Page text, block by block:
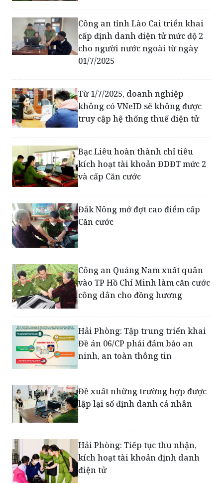
Công an tỉnh Lào Cai triển khai
cấp định danh điện tử mức độ 2
cho người nước ngoài từ ngày
01/7/2025
Từ 1/7/2025, doanh nghiệp
không có VNeID sẽ không được
truy cập hệ thống thuế điện tử
Bạc Liêu hoàn thành chỉ tiêu
kích hoạt tài khoản ĐDĐT mức 2
và cấp Căn cước
Đắk Nông mở đợt cao điểm cấp
Căn cước
Công an Quảng Nam xuất quân
vào TP Hồ Chí Minh làm căn cước
công dân cho đồng hương
Hải Phòng: Tập trung triển khai
Đề án 06/CP phải đảm bảo an
ninh, an toàn thông tin
Đề xuất những trường hợp được
lập lại số định danh cá nhân
Hải Phòng: Tiếp tục thu nhận,
kích hoạt tài khoản định danh
điện tử